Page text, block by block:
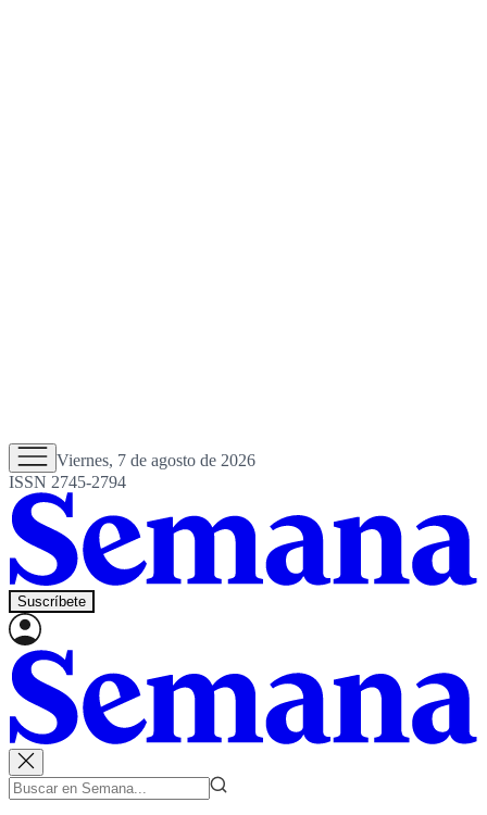
Viernes, 7 de agosto de 2026
ISSN 2745-2794
Suscríbete